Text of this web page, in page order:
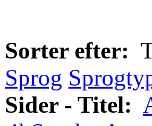
Sorter efter:
Sprog
Sider - Titel: